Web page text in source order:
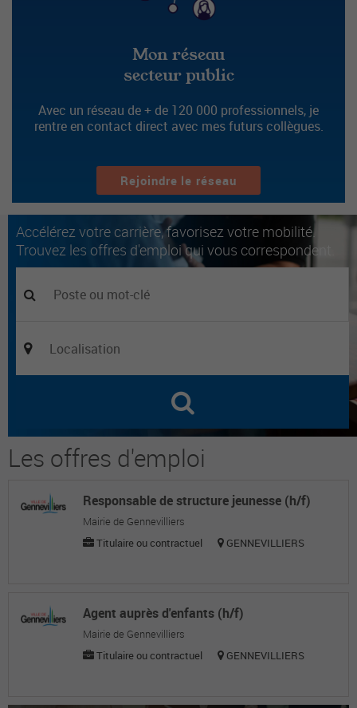
Mon réseau
secteur public
Avec un réseau de + de 120 000 professionnels, je
rentre en contact direct avec mes futurs collègues.
Rejoindre le réseau
Accélérez votre carrière, favorisez votre mobilité.
Trouvez les offres d'emploi qui vous correspondent.
Les offres d'emploi
Responsable de structure jeunesse (h/f)
Mairie de Gennevilliers
Titulaire ou contractuel
GENNEVILLIERS
Agent auprès d'enfants (h/f)
Mairie de Gennevilliers
Titulaire ou contractuel
GENNEVILLIERS